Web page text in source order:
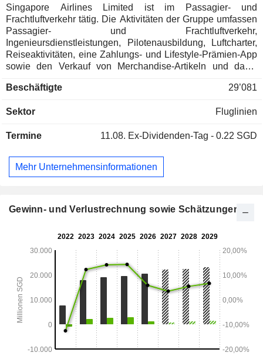
Singapore Airlines Limited ist im Passagier- und
Frachtluftverkehr tätig. Die Aktivitäten der Gruppe umfassen
Passagier- und Frachtluftverkehr,
Ingenieursdienstleistungen, Pilotenausbildung, Luftcharter,
Reiseaktivitäten, eine Zahlungs- und Lifestyle-Prämien-App
sowie den Verkauf von Merchandise-Artikeln und damit
Segmenten tätig. Das FSC-Segment bietet Passagier- und
wobei der Schwerpunkt auf dem Full-Service-
Passagierluftverkehr unter der Marke Scoot an, wobei der
Das Segment Engineering Services bietet Wartungs- und
Überholungsdienstleistungen für Flugzeugzellen,
Flugzeugkabinenausstattung, die Sanierung von
Beschäftigte 29’081
Sektor Fluglinien
Termine 11.08. Ex-Dividenden-Tag - 0.22 SGD
Mehr Unternehmensinformationen
Gewinn- und Verlustrechnung sowie Schätzungen